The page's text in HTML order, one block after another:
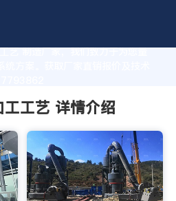
艺 制造厂家，我们致力于为您量
方案。获取厂家直销报价及技术
工艺 详情介绍